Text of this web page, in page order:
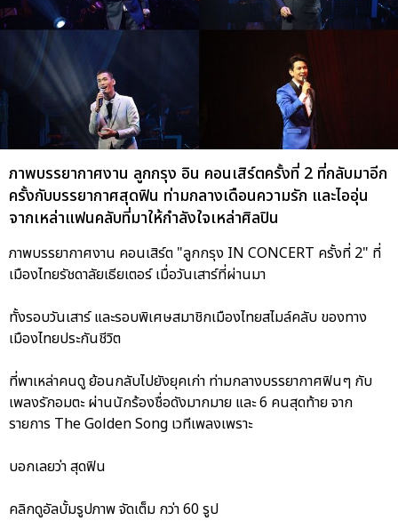
ภาพบรรยากาศงาน ลูกกรุง อิน คอนเสิร์ตครั้งที่ 2 ที่กลับมาอีก
ครั้งกับบรรยากาศสุดฟิน ท่ามกลางเดือนความรัก และไออุ่น
จากเหล่าแฟนคลับที่มาให้กำลังใจเหล่าศิลปิน
ภาพบรรยากาศงาน คอนเสิร์ต "ลูกกรุง IN CONCERT ครั้งที่ 2" ที่
เมืองไทยรัชดาลัยเธียเตอร์ เมื่อวันเสาร์ที่ผ่านมา
ทั้งรอบวันเสาร์ และรอบพิเศษสมาชิกเมืองไทยสไมล์คลับ ของทาง
เมืองไทยประกันชีวิต
ที่พาเหล่าคนดู ย้อนกลับไปยังยุคเก่า ท่ามกลางบรรยากาศฟินๆ กับ
เพลงรักอมตะ ผ่านนักร้องชื่อดังมากมาย และ 6 คนสุดท้าย จาก
รายการ The Golden Song เวทีเพลงเพราะ
บอกเลยว่า สุดฟิน
คลิกดูอัลบั้มรูปภาพ จัดเต็ม กว่า 60 รูป